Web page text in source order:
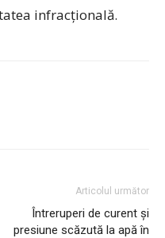
infracțională.
Articolul următor
Întreruperi de curent și
presiune scăzută la apă în